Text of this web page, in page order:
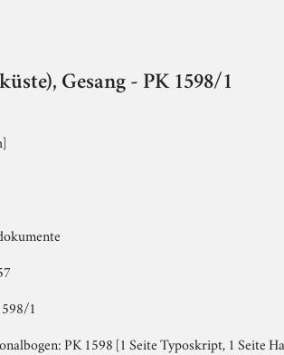
Gesang - PK 1598/1
1
PK 1598 [1 Seite Typoskript, 1 Seite